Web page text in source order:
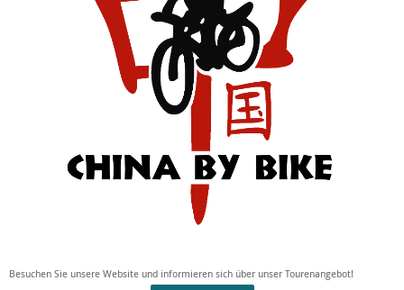
Besuchen Sie unsere Website und informieren sich über unser Tourenangebot!